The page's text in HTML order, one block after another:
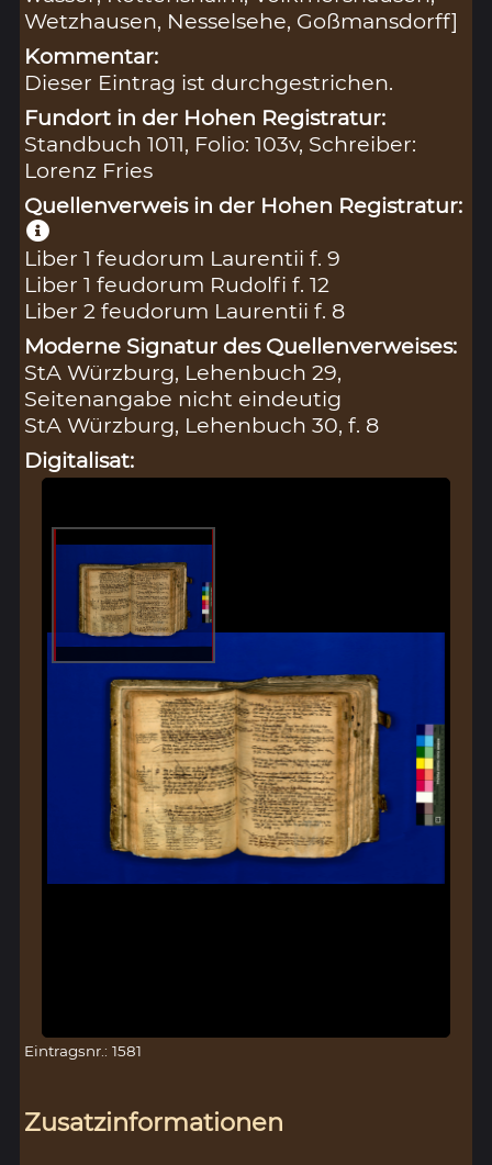
Wetzhausen, Nesselsehe, Goßmansdorff]
Kommentar:
Dieser Eintrag ist durchgestrichen.
Fundort in der Hohen Registratur:
Standbuch 1011, Folio: 103v, Schreiber:
Lorenz Fries
Quellenverweis in der Hohen Registratur:
Liber 1 feudorum Laurentii f. 9
Liber 1 feudorum Rudolfi f. 12
Liber 2 feudorum Laurentii f. 8
Moderne Signatur des Quellenverweises:
StA Würzburg, Lehenbuch 29,
Seitenangabe nicht eindeutig
StA Würzburg, Lehenbuch 30, f. 8
Digitalisat:
Eintragsnr.: 1581
Zusatzinformationen